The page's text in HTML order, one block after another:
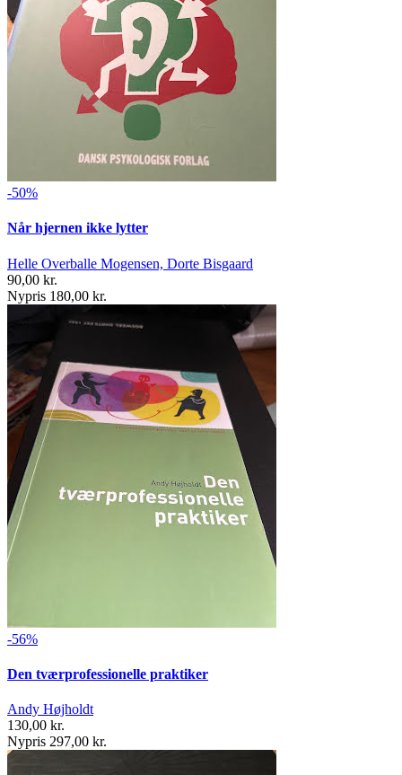
-50%
Når hjernen ikke lytter
Helle Overballe Mogensen, Dorte Bisgaard
90,00 kr.
Nypris 180,00 kr.
-56%
Den tværprofessionelle praktiker
Andy Højholdt
130,00 kr.
Nypris 297,00 kr.